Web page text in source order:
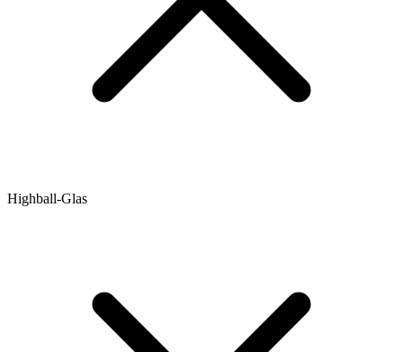
Highball-Glas